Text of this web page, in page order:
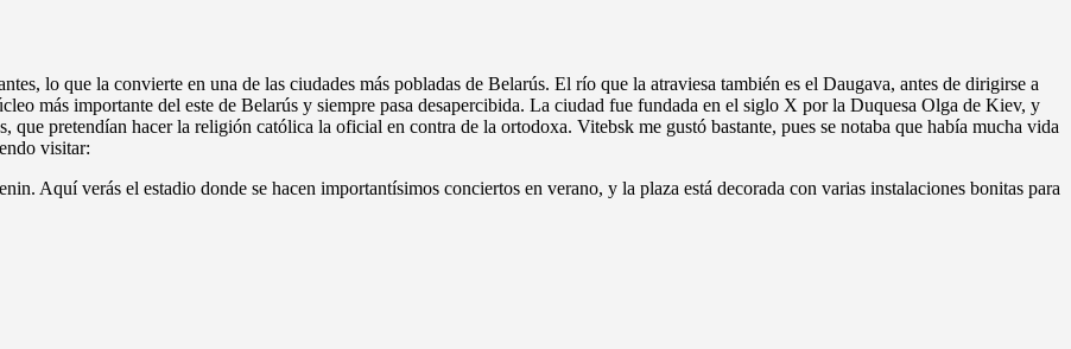
lo que la convierte en una de las ciudades más pobladas de Belarús. El río que la atraviesa también es el Daugava, antes de dirigirse a
más importante del este de Belarús y siempre pasa desapercibida. La ciudad fue fundada en el siglo X por la Duquesa Olga de Kiev, y
pretendían hacer la religión católica la oficial en contra de la ortodoxa. Vitebsk me gustó bastante, pues se notaba que había mucha vida
visitar:
Aquí verás el estadio donde se hacen importantísimos conciertos en verano, y la plaza está decorada con varias instalaciones bonitas para